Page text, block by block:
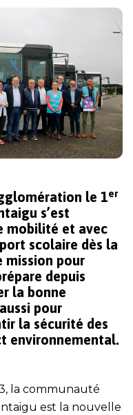
le 1er
s’est
mobilité et avec
scolaire dès la
mission pour
depuis
la bonne
pour
la sécurité des
environnemental.
la communauté
est la nouvelle